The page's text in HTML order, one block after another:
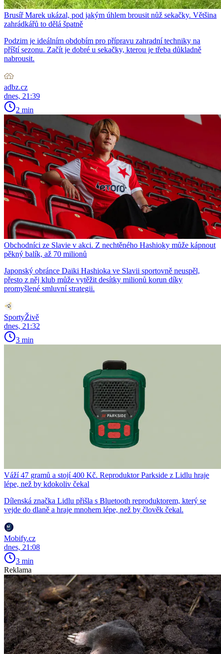
Brusíř Marek ukázal, pod jakým úhlem brousit nůž sekačky. Většina
zahrádkářů to dělá špatně
Podzim je ideálním obdobím pro přípravu zahradní techniky na
příští sezonu. Začít je dobré u sekačky, kterou je třeba důkladně
nabrousit.
adbz.cz
dnes, 21:39
2 min
Obchodníci ze Slavie v akci. Z nechtěného Hashioky může kápnout
pěkný balík, až 70 milionů
Japonský obránce Daiki Hashioka ve Slavii sportovně neuspěl,
přesto z něj klub může vytěžit desítky milionů korun díky
promyšlené smluvní strategii.
SportyŽivě
dnes, 21:32
3 min
Váží 47 gramů a stojí 400 Kč. Reproduktor Parkside z Lidlu hraje
lépe, než by kdokoliv čekal
Dílenská značka Lidlu přišla s Bluetooth reproduktorem, který se
vejde do dlaně a hraje mnohem lépe, než by člověk čekal.
Mobify.cz
dnes, 21:08
3 min
Reklama